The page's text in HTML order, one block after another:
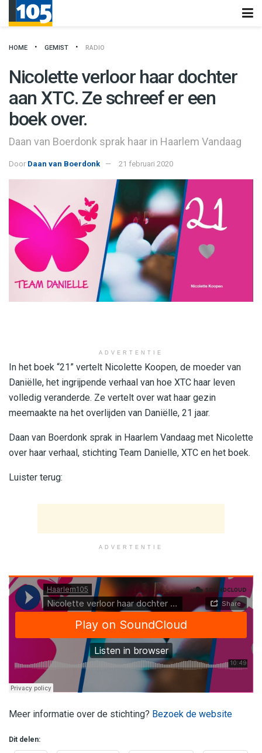
HOME GEMIST RADIO
Nicolette verloor haar dochter
aan XTC. Ze schreef er een
boek over.
Daan van Boerdonk sprak haar in Haarlem Vandaag
Door Daan van Boerdonk 21 februari 2020
ADVERTENTIE
In het boek “21” vertelt Nicolette Koopen, de moeder van
Daniëlle, het ingrijpende verhaal van hoe XTC haar leven
volledig veranderde. Ze vertelt over wat haar gezin
meemaakte na het overlijden van Daniëlle, 21 jaar.
Daan van Boerdonk sprak in Haarlem Vandaag met Nicolette
over haar verhaal, stichting Team Danielle, XTC en het boek.
Luister terug:
ADVERTENTIE
Meer informatie over de stichting? Bezoek de website
Dit delen: